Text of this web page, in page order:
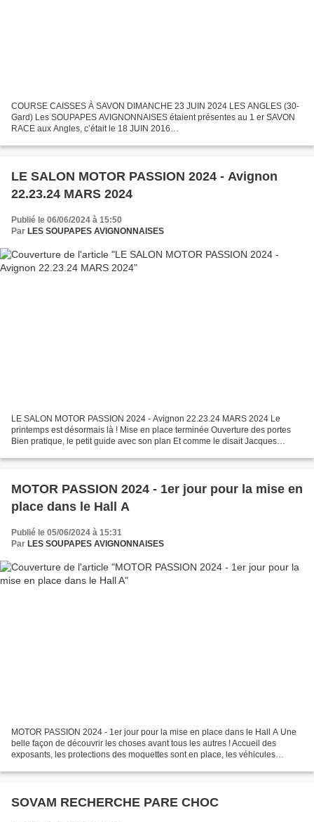
COURSE CAISSES À SAVON DIMANCHE 23 JUIN 2024 LES ANGLES (30-
Gard) Les SOUPAPES AVIGNONNAISES étaient présentes au 1 er SAVON
RACE aux Angles, c’était le 18 JUIN 2016
ce/ @ LES SOUPAPES...
LE SALON MOTOR PASSION 2024 - Avignon
22.23.24 MARS 2024
Publié le 06/06/2024 à 15:50
Par LES SOUPAPES AVIGNONNAISES
LE SALON MOTOR PASSION 2024 - Avignon 22.23.24 MARS 2024 Le
printemps est désormais là ! Mise en place terminée Ouverture des portes
Bien pratique, le petit guide avec son plan Et comme le disait Jacques
MOTOR PASSION 2024 - 1er jour pour la mise en
place dans le Hall A
Publié le 05/06/2024 à 15:31
Par LES SOUPAPES AVIGNONNAISES
MOTOR PASSION 2024 - 1er jour pour la mise en place dans le Hall A Une
belle façon de découvrir les choses avant tous les autres ! Accueil des
exposants, les protections des moquettes sont en place, les véhicules
SOVAM RECHERCHE PARE CHOC